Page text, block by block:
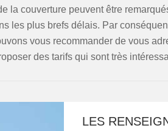
la couverture peuvent être
les plus brefs délais. Par
vous recommander de vous
des tarifs qui sont très
LES